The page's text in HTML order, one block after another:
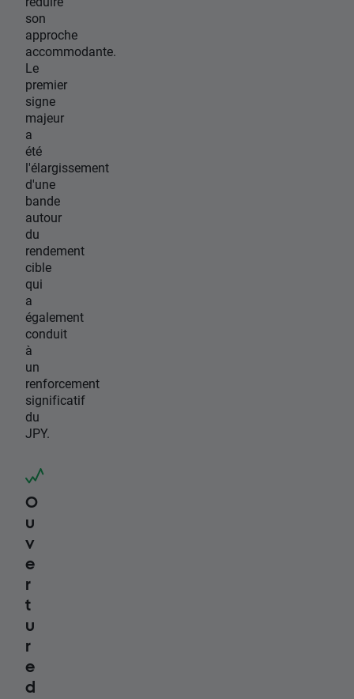
son
approche
accommodante.
Le
premier
signe
majeur
a
été
l'élargissement
d'une
bande
autour
du
rendement
cible
qui
a
également
conduit
à
un
renforcement
significatif
du
JPY.
O
u
v
e
r
t
u
r
e
d